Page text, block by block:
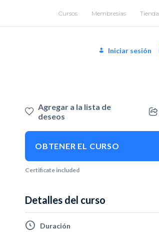
Cursos Membresías Tienda
Iniciar sesión
Agregar a la lista de
deseos
OBTENER EL CURSO
Certificate included
Detalles del curso
Duración